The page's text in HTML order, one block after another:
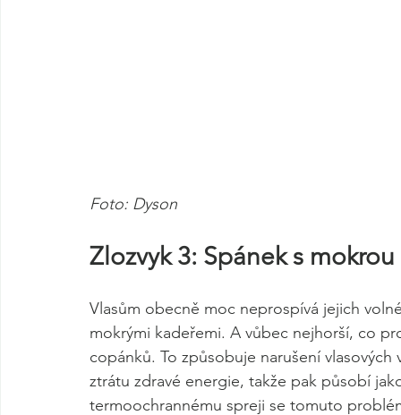
Foto: Dyson
Zlozvyk 3: Spánek s
Vlasům obecně moc neprospívá jejich
mokrými kadeřemi. A vůbec nejhorší, co
copánků. To způsobuje narušení
ztrátu zdravé energie, takže pak působí
termoochrannému spreji se tomuto